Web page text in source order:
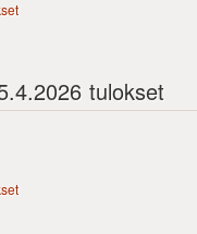
tulokset